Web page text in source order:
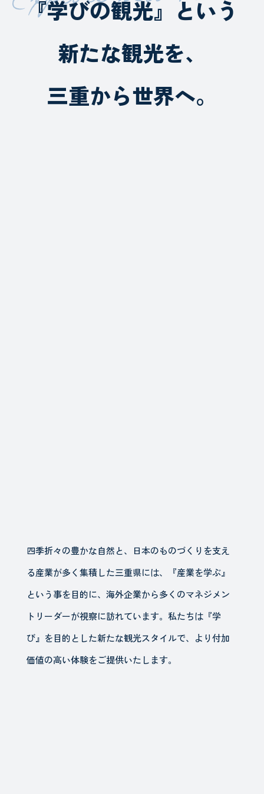
『学びの観光』という
新たな観光を、
三重から世界へ。
四季折々の豊かな自然と、日本のものづくりを支え
る産業が多く集積した三重県には、『産業を学ぶ』
という事を目的に、海外企業から多くのマネジメン
トリーダーが視察に訪れています。私たちは『学
び』を目的とした新たな観光スタイルで、より付加
価値の高い体験をご提供いたします。